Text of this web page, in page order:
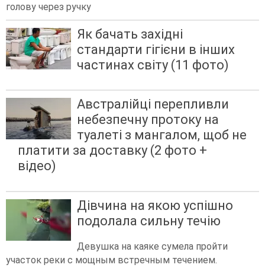
голову через ручку
Як бачать західні
стандарти гігієни в інших
частинах світу (11 фото)
Австралійці перепливли
небезпечну протоку на
туалеті з мангалом, щоб не
платити за доставку (2 фото +
відео)
Дівчина на якою успішно
подолала сильну течію
Девушка на каяке сумела пройти
участок реки с мощным встречным течением.